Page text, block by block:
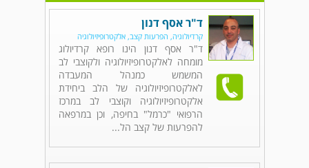
ד"ר אסף דנון
קרדיולוגיה, הפרעות קצב, אלקטרופיזיולוגיה
ד"ר אסף דנון הינו רופא קרדיולוג
מומחה לאלקטרופיזיולוגיה ולקוצבי לב
המשמש כמנהל המעבדה
לאלקטרופיזיולוגיה של הלב ביחידת
אלקטרופיזיולוגיה וקוצבי לב במרכז
הרפואי "כרמל" בחיפה, וכן במרפאה
להפרעות של קצב הל...